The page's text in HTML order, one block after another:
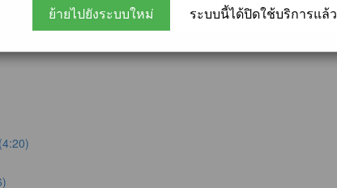
ย้ายไปยังระบบใหม่ ระบบนี้ได้ปิดใช้บริการแล้ว